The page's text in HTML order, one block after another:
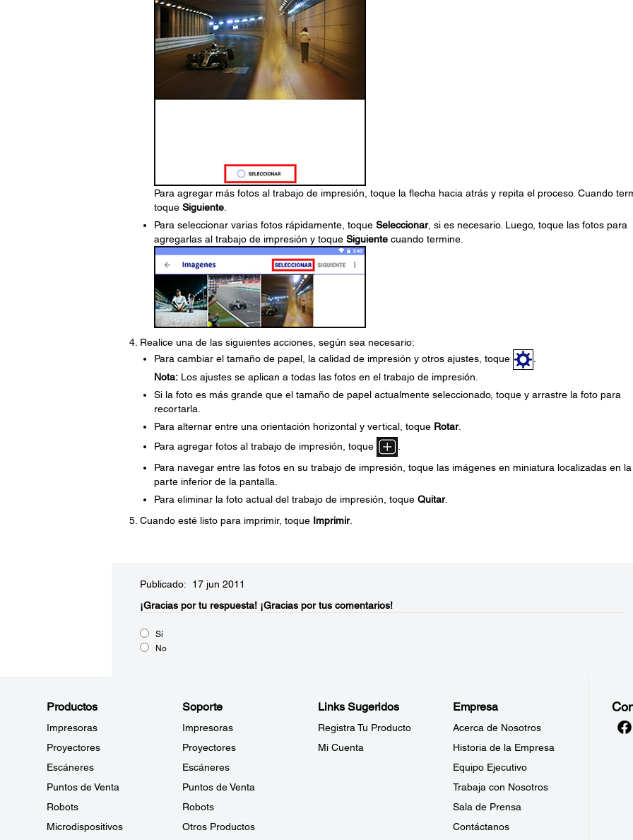
Para agregar más fotos al trabajo de impresión, toque la flecha hacia atrás y repita el proceso. Cuando
toque Siguiente.
Para seleccionar varias fotos rápidamente, toque Seleccionar, si es necesario. Luego, toque las fotos para
agregarlas al trabajo de impresión y toque Siguientecuando termine.
Realice una de las siguientes acciones, según sea necesario:
Para cambiar el tamaño de papel, la calidad de impresión y otros ajustes, toque
Nota:Los ajustes se aplican a todas las fotos en el trabajo de impresión.
Si la foto es más grande que el tamaño de papel actualmente seleccionado, toque y arrastre la foto para
recortarla.
Para alternar entre una orientación horizontal y vertical, toque Rotar.
Para agregar fotos al trabajo de impresión, toque
Para navegar entre las fotos en su trabajo de impresión, toque las imágenes en miniatura localizadas en la
parte inferior de la pantalla.
Para eliminar la foto actual del trabajo de impresión, toque Quitar.
Cuando esté listo para imprimir, toque Imprimir.
Publicado: 17 jun 2011
¡Gracias por tu respuesta! ¡Gracias por tus comentarios!
Sí
No
Productos
Impresoras
Proyectores
Escáneres
Puntos de Venta
Robots
Microdispositivos
Soporte
Impresoras
Proyectores
Escáneres
Puntos de Venta
Robots
Otros Productos
Links Sugeridos
Registra Tu Producto
Mi Cuenta
Empresa
Acerca de Nosotros
Historia de la Empresa
Equipo Ejecutivo
Trabaja con Nosotros
Sala de Prensa
Contáctanos